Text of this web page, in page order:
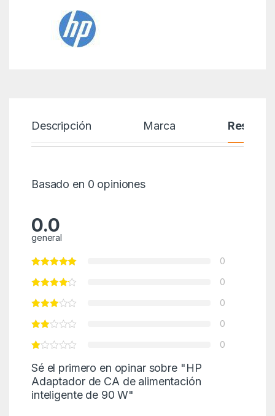
Descripción Marca Reseñas
Basado en 0 opiniones
0.0
general
0
0
0
0
0
Sé el primero en opinar sobre "HP
Adaptador de CA de alimentación
inteligente de 90 W"